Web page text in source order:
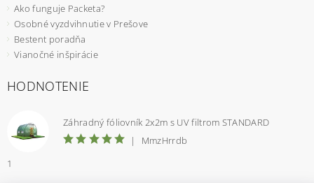
Ako funguje Packeta?
Osobné vyzdvihnutie v Prešove
Bestent poradňa
Vianočné inšpirácie
HODNOTENIE
Záhradný fóliovník 2x2m s UV filtrom STANDARD
|
MmzHrrdb
1